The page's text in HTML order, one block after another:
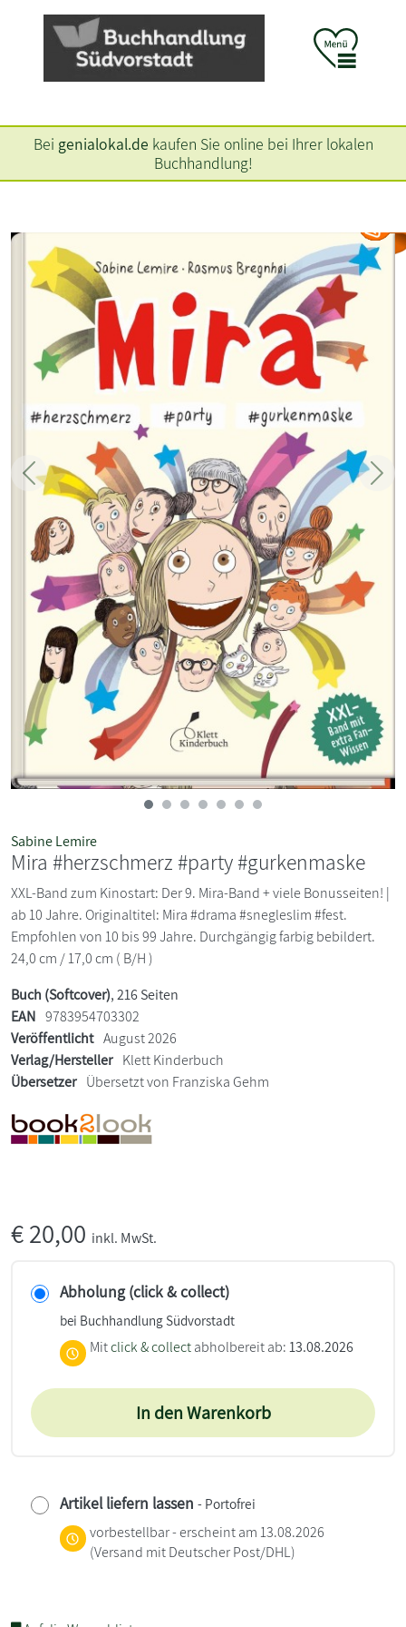
Bei genialokal.de kaufen Sie online bei Ihrer lokalen
Buchhandlung!
Zurück
Sabine Lemire
Mira #herzschmerz #party #gurkenmaske
XXL-Band zum Kinostart: Der 9. Mira-Band + viele Bonusseiten! |
ab 10 Jahre. Originaltitel: Mira #drama #snegleslim #fest.
Empfohlen von 10 bis 99 Jahre. Durchgängig farbig bebildert.
24,0 cm / 17,0 cm ( B/H )
Buch (Softcover), 216 Seiten
EAN 9783954703302
Veröffentlicht August 2026
Verlag/Hersteller Klett Kinderbuch
Übersetzer Übersetzt von Franziska Gehm
€20,00 inkl. MwSt.
Abholung (click & collect)
bei Buchhandlung Südvorstadt
Mitclick & collectabholbereit ab:13.08.2026
In den Warenkorb
Artikel liefern lassen - Portofrei
vorbestellbar - erscheint am 13.08.2026
(Versand mit Deutscher Post/DHL)